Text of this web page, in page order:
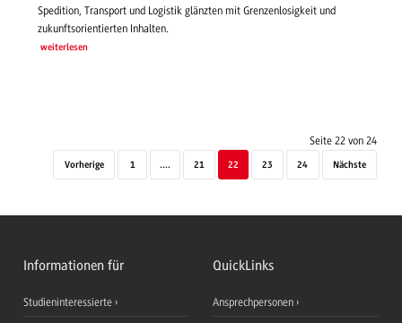
Spedition, Transport und Logistik glänzten mit Grenzenlosigkeit und
zukunftsorientierten Inhalten.
weiterlesen
Seite 22 von 24
Vorherige 1 .... 21 22 23 24 Nächste
Informationen für
Studieninteressierte
QuickLinks
Ansprechpersonen